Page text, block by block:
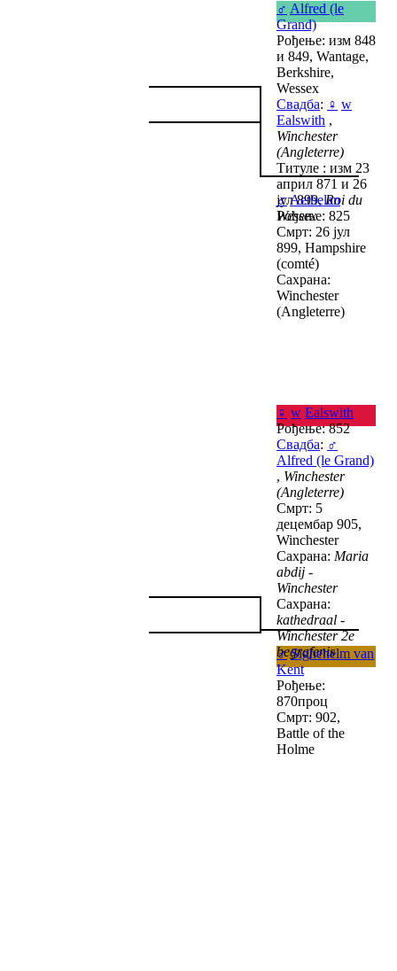
♂ Alfred (le
Grand)
Рођење: изм 848
и 849, Wantage,
Berkshire,
Wessex
Свадба: ♀ w
Ealswith ,
Winchester
(Angleterre)
Титуле : изм 23
април 871 и 26
јул 899,Roi du
Wessex
Смрт: 26 јул
899, Hampshire
(comté)
Сахрана:
Winchester
(Angleterre)
♂Aethelan
Рођење: 825
♀ w Ealswith
Рођење: 852
Свадба: ♂
Alfred (le Grand)
, Winchester
(Angleterre)
Смрт: 5
децембар 905,
Winchester
Сахрана: Maria
abdij -
Winchester
Сахрана:
kathedraal -
Winchester 2e
begrafenis
♂ Sighehelm van
Kent
Рођење:
870проц
Смрт: 902,
Battle of the
Holme